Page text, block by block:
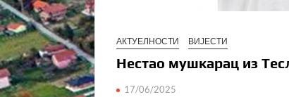
АКТУЕЛНОСТИ ВИЈЕСТИ
Нестао мушкарац из
17/06/2025